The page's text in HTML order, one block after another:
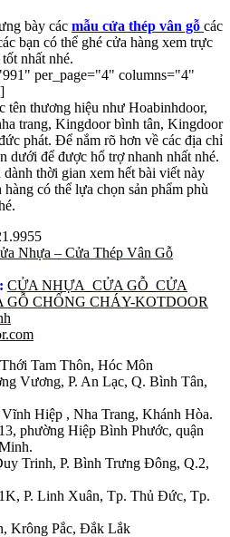
bày các mẫu cửa thép vân gỗ các
bạn có thể ghé cửa hàng xem trực
nhất nhé.
per_page="4" columns="4"
tên thương hiệu như Hoabinhdoor,
trang, Kingdoor bình tân, Kingdoor
phát. Để nắm rõ hơn về các địa chỉ
dưới để được hổ trợ nhanh nhất nhé.
thời gian xem hết bài viết này
có thể lựa chọn sản phẩm phù
Nhựa – Cửa Thép Vân Gỗ
CỬA NHỰA_CỬA GỖ_CỬA
GỖ CHỐNG CHÁY-KOTDOOR
Tam Thôn, Hóc Môn
Vương, P. An Lạc, Q. Bình Tân,
Hiệp , Nha Trang, Khánh Hòa.
phường Hiệp Bình Phước, quận
Trinh, P. Bình Trưng Đông, Q.2,
P. Linh Xuân, Tp. Thủ Đức, Tp.
Krông Pắc, Đắk Lắk